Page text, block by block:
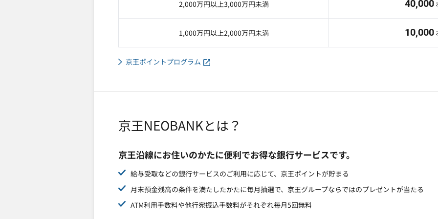
2,000万円以上3,000万円未満 40,000
1,000万円以上2,000万円未満 10,000
京王ポイントプログラム
京王NEOBANKとは？
京王沿線にお住いのかたに便利でお得な銀行サービスです。
給与受取などの銀行サービスのご利用に応じて、京王ポイントが貯まる
月末預金残高の条件を満たしたかたに毎月抽選で、京王グループならではのプレゼントが当たる
ATM利用手数料や他行宛振込手数料がそれぞれ毎月5回無料